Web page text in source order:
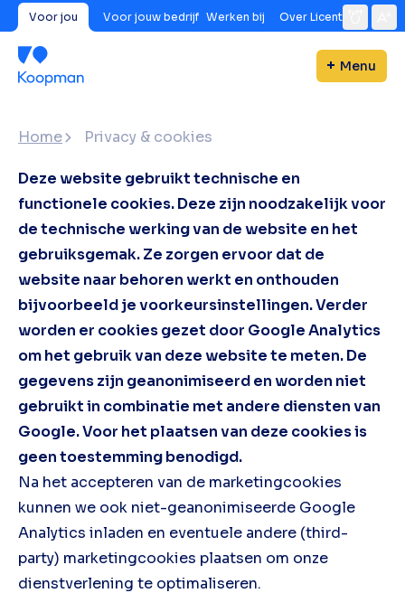
Voor jou Voor jouw bedrijf Werken bij Over Licent
Menu
Home Privacy & cookies
Deze website gebruikt technische en
functionele cookies. Deze zijn noodzakelijk voor
de technische werking van de website en het
gebruiksgemak. Ze zorgen ervoor dat de
website naar behoren werkt en onthouden
bijvoorbeeld je voorkeursinstellingen. Verder
worden er cookies gezet door Google Analytics
om het gebruik van deze website te meten. De
gegevens zijn geanonimiseerd en worden niet
gebruikt in combinatie met andere diensten van
Google. Voor het plaatsen van deze cookies is
geen toestemming benodigd.
Na het accepteren van de marketingcookies
kunnen we ook niet-geanonimiseerde Google
Analytics inladen en eventuele andere (third-
party) marketingcookies plaatsen om onze
dienstverlening te optimaliseren.